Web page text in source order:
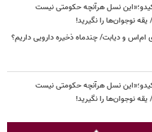
نسل هرآنچه حکومتی نیست
نوجوان‌ها را نگیرید!
نسل هرآنچه حکومتی نیست
نوجوان‌ها را نگیرید!